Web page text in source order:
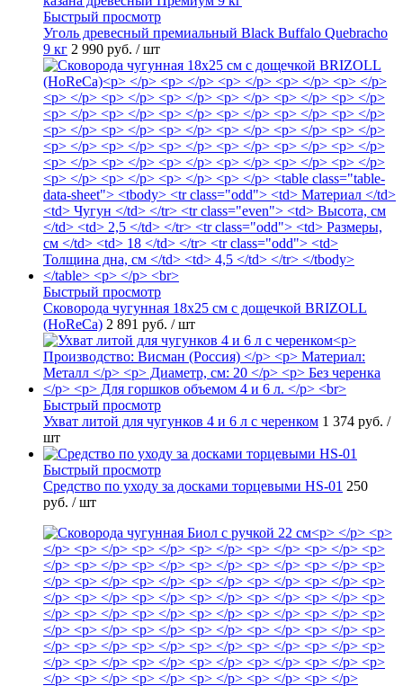
Быстрый просмотр
Уголь древесный премиальный Black Buffalo Quebracho
9 кг 2 990 руб. / шт
Быстрый просмотр
Сковорода чугунная 18х25 см с дощечкой BRIZOLL
(HoReCa) 2 891 руб. / шт
Быстрый просмотр
Ухват литой для чугунков 4 и 6 л с черенком 1 374 руб. /
шт
Быстрый просмотр
Средство по уходу за досками торцевыми HS-01 250
руб. / шт